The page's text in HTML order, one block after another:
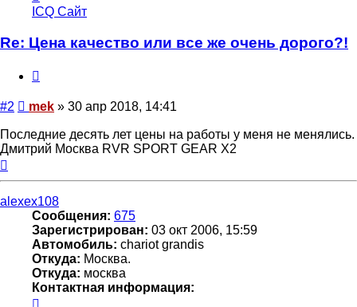
информация
пользователя
ICQ Сайт
Re: Цена качество или все же очень дорого?!
#2 Сообщение
mek » 30 апр 2018, 14:41
Последние десять лет цены на работы у меня не менялись.
Дмитрий Москва RVR SPORT GEAR X2
alexex108
Сообщения: 675
Зарегистрирован: 03 окт 2006, 15:59
Автомобиль: chariot grandis
Откуда: Москва.
Откуда: москва
Контактная информация: